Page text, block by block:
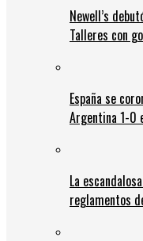
Newell’s
Talleres con
España se
Argentina 1-0
La
reglamentos